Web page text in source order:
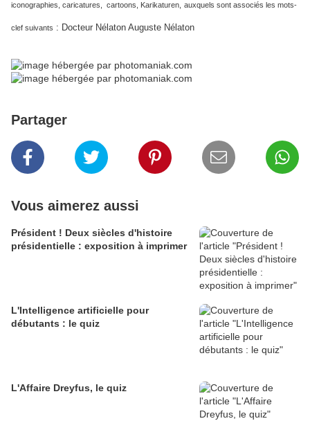
iconographies, caricatures, cartoons, Karikaturen, auxquels sont associés les mots-
clef suivants : Docteur Nélaton Auguste Nélaton
Partager
Vous aimerez aussi
Président ! Deux siècles d'histoire
présidentielle : exposition à imprimer
L'Intelligence artificielle pour
débutants : le quiz
L'Affaire Dreyfus, le quiz